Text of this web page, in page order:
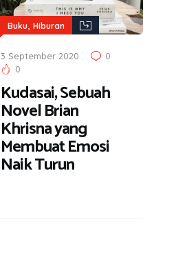
Buku,Hiburan
3 September 2020
0
0
Kudasai, Sebuah
Novel Brian
Khrisna yang
Membuat Emosi
Naik Turun